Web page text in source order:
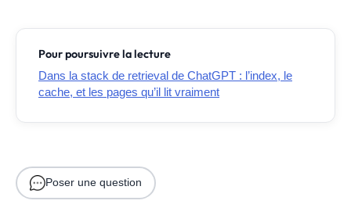
Pour poursuivre la lecture
Dans la stack de retrieval de ChatGPT : l’index, le
cache, et les pages qu’il lit vraiment
Poser une question